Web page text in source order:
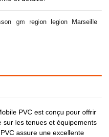
gm region legion Marseille
PVC est conçu pour offrir
sur les tenues et équipements
assure une excellente